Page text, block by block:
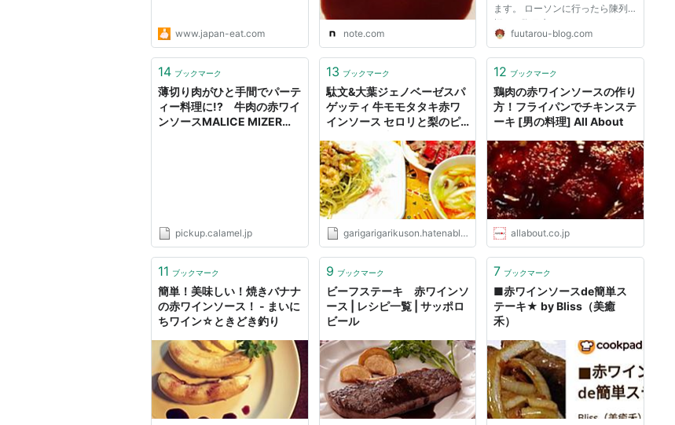
www.japan-eat.com note.com
ます。 ローソンに行ったら陳列
棚で一際目立っていたので、目が
合ってしまい購入しちゃいました
高級そうな雰囲気を出しているじ
っ...
fuutarou-blog.com
14 ブックマーク
薄切り肉がひと手間でパーテ
ィー料理に!? 牛肉の赤ワイ
ンソースMALICE MIZER風
pickup.calamel.jp
13 ブックマーク
駄文&大葉ジェノベーゼスパ
ゲッティ 牛モモタタキ赤ワ
インソース セロリと梨のピ
garigarigarikuson.hatenablog.com
12 ブックマーク
鶏肉の赤ワインソースの作り
方！フライパンでチキンステ
ーキ [男の料理] All About
allabout.co.jp
11 ブックマーク
簡単！美味しい！焼きバナナ
の赤ワインソース！ - まいに
ちワイン☆ときどき釣り
9 ブックマーク
ビーフステーキ 赤ワインソ
ース | レシピ一覧 | サッポロ
ビール
7 ブックマーク
■赤ワインソースde簡単ス
テーキ★ by Bliss（美癒
禾）